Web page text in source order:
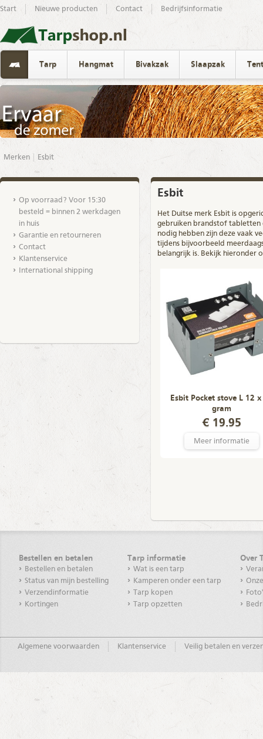
Start Nieuwe producten Contact Bedrijfsinformatie
Tarp Hangmat Bivakzak Slaapzak Tent
Merken Esbit
Op voorraad? Voor 15:30
besteld = binnen 2 werkdagen
in huis
Garantie en retourneren
Contact
Klantenservice
International shipping
Esbit
Het Duitse merk Esbit is
gebruiken brandstof tabletten
nodig hebben zijn deze vaak
tijdens bijvoorbeeld
belangrijk is. Bekijk hieronder
Esbit Pocket stove L 12
gram
€ 19.95
Meer informatie
Bestellen en betalen
Bestellen en betalen
Status van mijn bestelling
Verzendinformatie
Kortingen
Tarp informatie
Wat is een tarp
Kamperen onder een tarp
Tarp kopen
Tarp opzetten
Over
Algemene voorwaarden Klantenservice Veilig betalen en